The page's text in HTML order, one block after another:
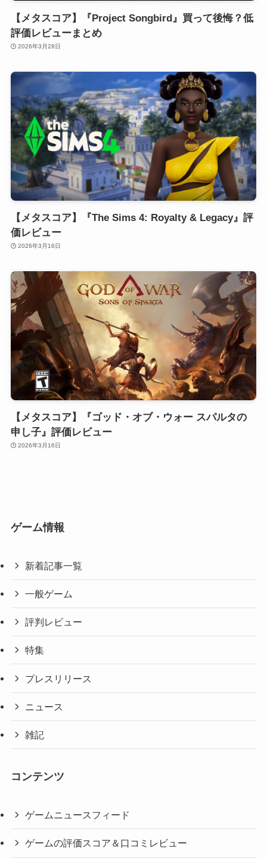
【メタスコア】『Project Songbird』買って後悔？低
評価レビューまとめ
2026年3月28日
【メタスコア】『The Sims 4: Royalty & Legacy』評
価レビュー
2026年3月16日
【メタスコア】『ゴッド・オブ・ウォー スパルタの
申し子』評価レビュー
2026年3月16日
ゲーム情報
新着記事一覧
一般ゲーム
評判レビュー
特集
プレスリリース
ニュース
雑記
コンテンツ
ゲームニュースフィード
ゲームの評価スコア＆口コミレビュー